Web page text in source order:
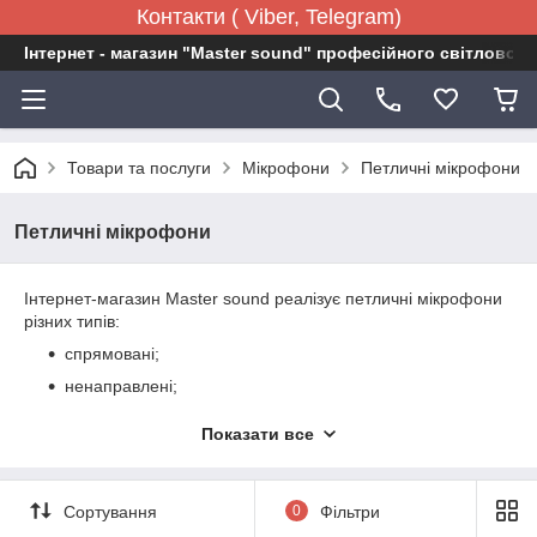
Контакти ( Viber, Telegram)
Інтернет - магазин "Master sound" професійного
Товари та послуги Мікрофони Петличні мікрофони
Петличні мікрофони
Інтернет-магазин Master sound реалізує петличні мікрофони
різних типів:
спрямовані;
ненаправлені;
Дане обладнання чудово підходить для конференцій.
Використовують їх також провідні та видеоблогеры. Всі
Показати все
Сортування 0 Фільтри